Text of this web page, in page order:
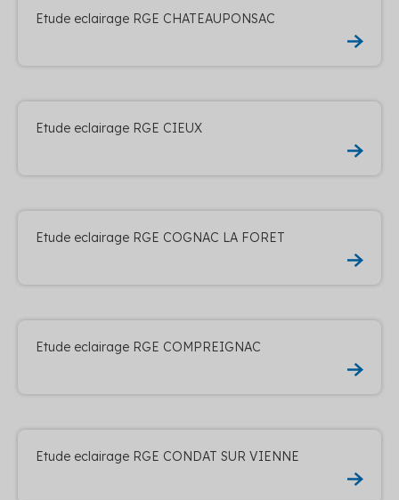
Etude eclairage RGE CHATEAUPONSAC
Etude eclairage RGE CIEUX
Etude eclairage RGE COGNAC LA FORET
Etude eclairage RGE COMPREIGNAC
Etude eclairage RGE CONDAT SUR VIENNE